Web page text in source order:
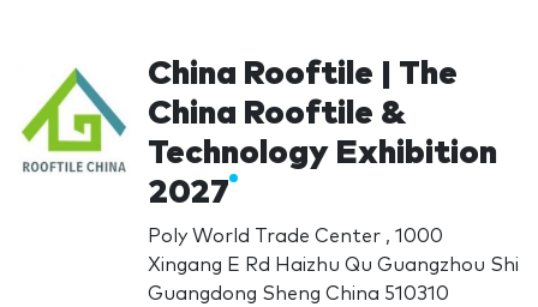
China Rooftile | The
China Rooftile &
Technology Exhibition
2027
Poly World Trade Center , 1000
Xingang E Rd Haizhu Qu Guangzhou Shi
Guangdong Sheng China 510310